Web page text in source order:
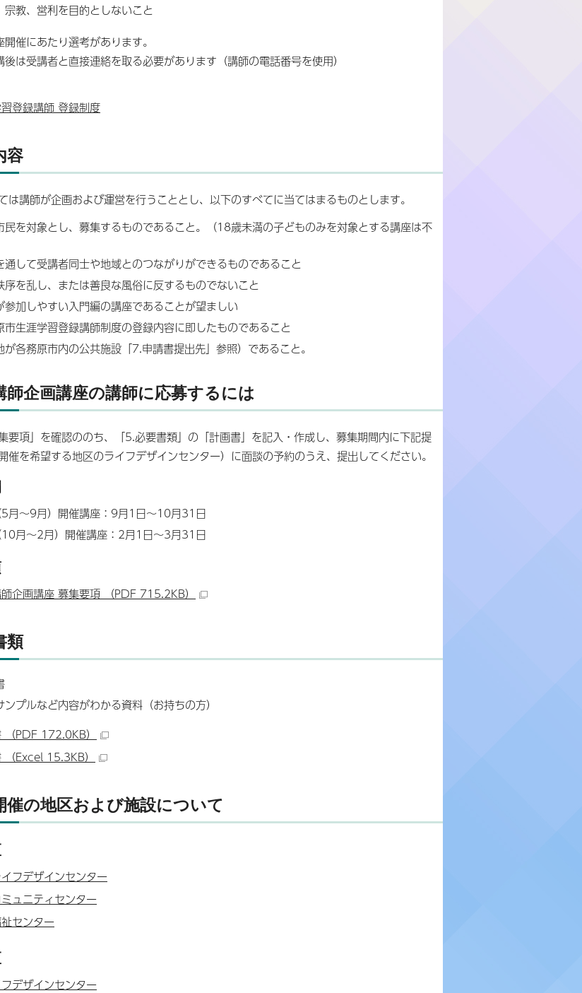
宗教、営利を目的としないこと
開催にあたり選考があります。
後は受講者と直接連絡を取る必要があります（講師の電話番号を使用）
登録講師 登録制度
容
は講師が企画および運営を行うこととし、以下のすべてに当てはまるものとします。
民を対象とし、募集するものであること。（18歳未満の子どものみを対象とする講座は不
通して受講者同士や地域とのつながりができるものであること
序を乱し、または善良な風俗に反するものでないこと
参加しやすい入門編の講座であることが望ましい
市生涯学習登録講師制度の登録内容に即したものであること
が各務原市内の公共施設「7.申請書提出先」参照）であること。
師企画講座の講師に応募するには
要項」を確認ののち、「5.必要書類」の「計画書」を記入・作成し、募集期間内に下記提
催を希望する地区のライフデザインセンター）に面談の予約のうえ、提出してください。
月～9月）開催講座：9月1日～10月31日
月～2月）開催講座：2月1日～3月31日
企画講座 募集要項 （PDF 715.2KB）
類
ンプルなど内容がわかる資料（お持ちの方）
（PDF 172.0KB）
（Excel 15.3KB）
催の地区および施設について
フデザインセンター
ュニティセンター
センター
デザインセンター